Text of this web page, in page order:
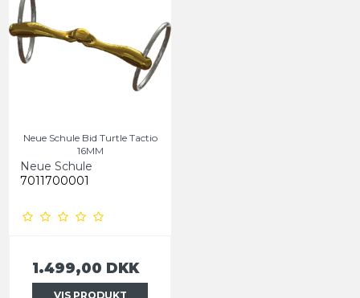
Neue Schule Bid Turtle Tactio
16MM
Neue Schule
7011700001
1.499,00 DKK
VIS PRODUKT